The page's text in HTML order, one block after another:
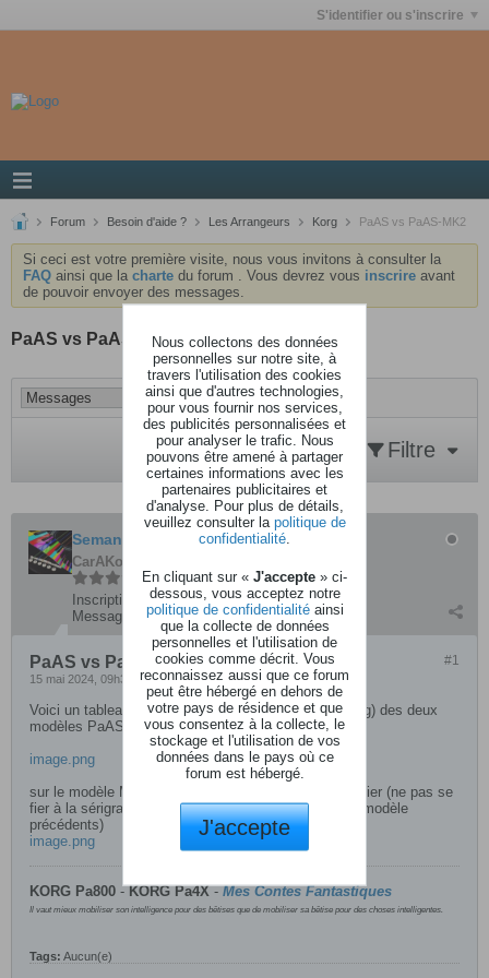
S'identifier ou s'inscrire
Forum Besoin d'aide ? Les Arrangeurs Korg PaAS vs PaAS-MK2
Si ceci est votre première visite, nous vous invitons à consulter la
FAQ ainsi que la charte du forum . Vous devrez vous inscrire avant
de pouvoir envoyer des messages.
PaAS vs PaAS-MK2
Filtre
Semantix
CarAKoleur
Inscription:
septembre 2010
Messages:
4890
#1
PaAS vs PaAS-MK2
15 mai 2024, 09h36
Voici un tableau comparatif des caractéristiques (Korg) des deux
modèles PaAS et PaAS MK2)
image.png
sur le modèle MK2 l'étiquette seule permet de l'identifier (ne pas se
fier à la sérigraphie Korg qui existe déjà sur certains modèle
précédents)
image.png
KORG Pa800 -KORGPa4X-Mes Contes Fantastiques
Il vaut mieux mobiliser son intelligence pour des bêtises que de mobiliser sa bêtise pour des choses intelligentes.
Tags: Aucun(e)
Nous collectons des données
personnelles sur notre site, à
travers l'utilisation des cookies
ainsi que d'autres technologies,
pour vous fournir nos services,
des publicités personnalisées et
pour analyser le trafic. Nous
pouvons être amené à partager
certaines informations avec les
partenaires publicitaires et
d'analyse. Pour plus de détails,
veuillez consulter la politique de
confidentialité
En cliquant sur « J'accepte » ci-
dessous, vous acceptez notre
politique de confidentialitéainsi
que la collecte de données
personnelles et l'utilisation de
cookies comme décrit. Vous
reconnaissez aussi que ce forum
peut être hébergé en dehors de
votre pays de résidence et que
vous consentez à la collecte, le
stockage et l'utilisation de vos
données dans le pays où ce
forum est hébergé.
J'accepte